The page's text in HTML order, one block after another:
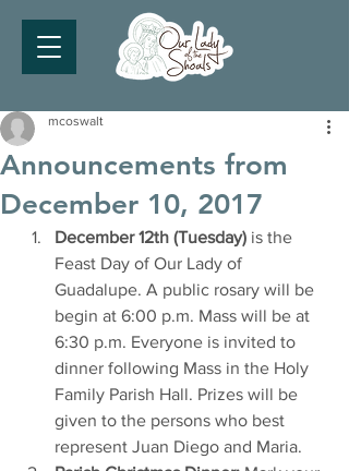
Announcements from
December 10, 2017
mcoswalt
December 12th (Tuesday) is the
Feast Day of Our Lady of
Guadalupe. A public rosary will be
begin at 6:00 p.m. Mass will be at
6:30 p.m. Everyone is invited to
dinner following Mass in the Holy
Family Parish Hall. Prizes will be
given to the persons who best
represent Juan Diego and Maria.